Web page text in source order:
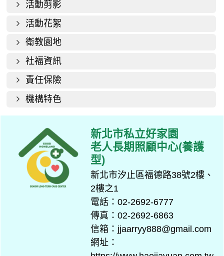
活動剪影
活動花絮
衛教園地
社福資訊
責任保險
機構特色
新北市私立好家園
老人長期照顧中心(養護
型)
新北市汐止區福德路38號2樓、
2樓之1
電話：02-2692-6777
傳真：02-2692-6863
信箱：jjaarryy888@gmail.com
網址：